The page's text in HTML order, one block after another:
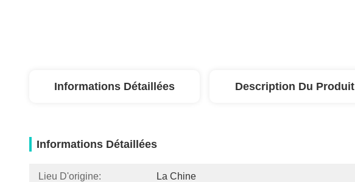
Informations Détaillées Description Du Produit
Informations Détaillées
Lieu D'origine: La Chine